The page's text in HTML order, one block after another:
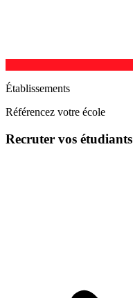
Établissements
Référencez votre école
Recruter vos étudiants